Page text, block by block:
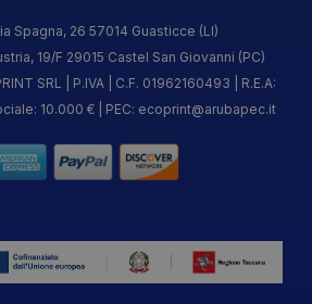
Spagna, 26 57014 Guasticce (LI)
19/F 29015 Castel San Giovanni (PC)
SRL | P.IVA | C.F. 01962160493 | R.E.A:
10.000 € | PEC: ecoprint@arubapec.it